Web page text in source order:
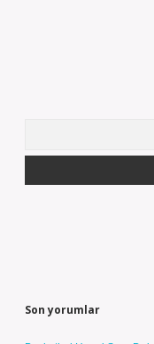
Son yorumlar